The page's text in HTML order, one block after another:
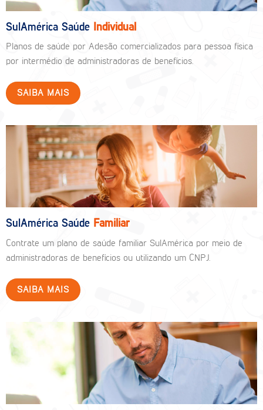
SulAmérica Saúde Individual
Planos de saúde por Adesão comercializados para pessoa física
por intermédio de administradoras de benefícios.
SAIBA MAIS
SulAmérica Saúde Familiar
Contrate um plano de saúde familiar SulAmérica por meio de
administradoras de benefícios ou utilizando um CNPJ.
SAIBA MAIS